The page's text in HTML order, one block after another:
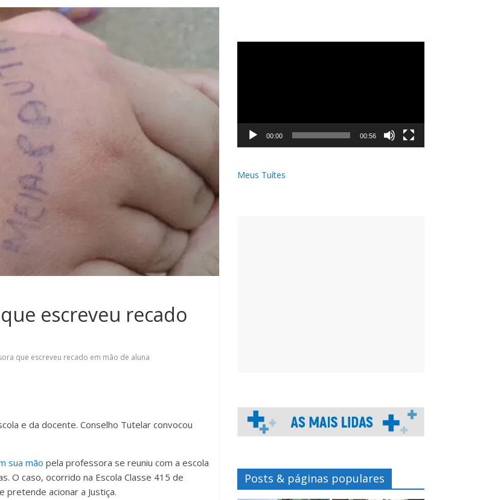
escreveu recado
que escreveu recado em mão de aluna
e da docente. Conselho Tutelar convocou
sua mão pela professora se reuniu com a escola
O caso, ocorrido na Escola Classe 415 de
pretende acionar a Justiça.
00:00 00:56
Meus Tuítes
Posts & páginas populares